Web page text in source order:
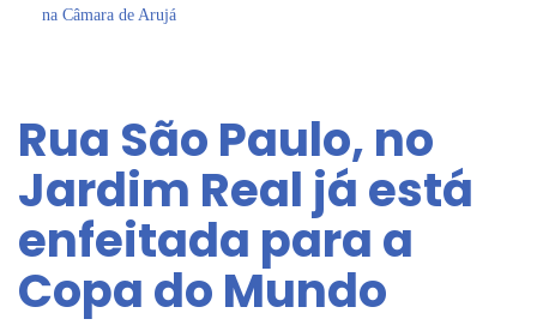
na Câmara de Arujá
mercado de trabalho
Dalvana Penha toma posse como vereadora
durante sessão da Câmara de Arujá
Escola do Legislativo de Arujá entrega 1 tonelada
de alimentos ao Fundo Social do município
Arujá promove 2º encontro da Jornada de
Rua São Paulo, no
Jardim Real já está
enfeitada para a
Copa do Mundo